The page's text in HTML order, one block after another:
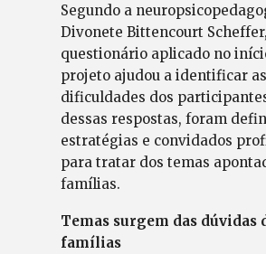
Segundo a
Divonete Bittencourt
questionário aplicado no
projeto ajudou a identificar
dificuldades dos
dessas respostas, foram
estratégias e convidados
para tratar dos temas
famílias.
Temas surgem das dúvidas
famílias